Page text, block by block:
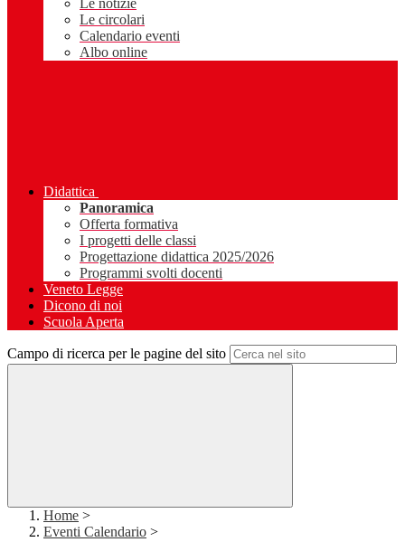
Le notizie
Le circolari
Calendario eventi
Albo online
Didattica
Panoramica
Offerta formativa
I progetti delle classi
Progettazione didattica 2025/2026
Programmi svolti docenti
Veneto Legge
Dicono di noi
Scuola Aperta
Campo di ricerca per le pagine del sito
Home >
Eventi Calendario >